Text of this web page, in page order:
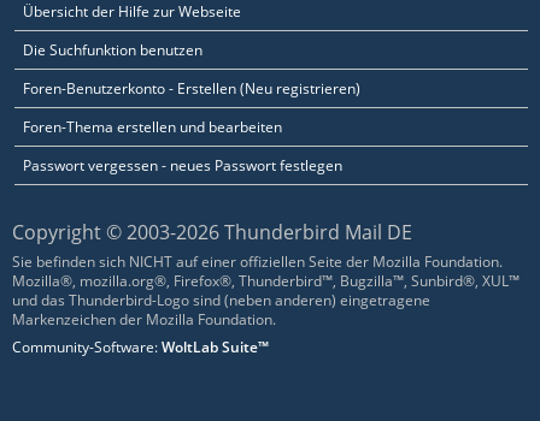
Übersicht der Hilfe zur Webseite
Die Suchfunktion benutzen
Foren-Benutzerkonto - Erstellen (Neu registrieren)
Foren-Thema erstellen und bearbeiten
Passwort vergessen - neues Passwort festlegen
Copyright © 2003-2026 Thunderbird Mail DE
Sie befinden sich NICHT auf einer offiziellen Seite der Mozilla Foundation.
Mozilla®, mozilla.org®, Firefox®, Thunderbird™, Bugzilla™, Sunbird®, XUL™
und das Thunderbird-Logo sind (neben anderen) eingetragene
Markenzeichen der Mozilla Foundation.
Community-Software:WoltLab Suite™